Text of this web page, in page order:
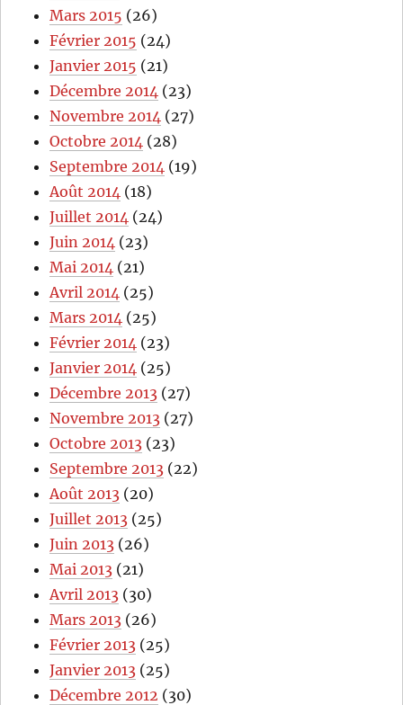
Mars 2015 (26)
Février 2015 (24)
Janvier 2015 (21)
Décembre 2014 (23)
Novembre 2014 (27)
Octobre 2014 (28)
Septembre 2014 (19)
Août 2014 (18)
Juillet 2014 (24)
Juin 2014 (23)
Mai 2014 (21)
Avril 2014 (25)
Mars 2014 (25)
Février 2014 (23)
Janvier 2014 (25)
Décembre 2013 (27)
Novembre 2013 (27)
Octobre 2013 (23)
Septembre 2013 (22)
Août 2013 (20)
Juillet 2013 (25)
Juin 2013 (26)
Mai 2013 (21)
Avril 2013 (30)
Mars 2013 (26)
Février 2013 (25)
Janvier 2013 (25)
Décembre 2012 (30)